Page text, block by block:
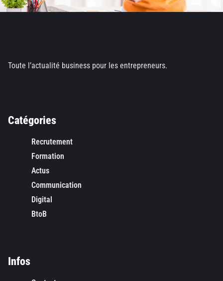
Toute l’actualité business pour les entrepreneurs.
Catégories
Recrutement
Formation
Actus
Communication
Digital
BtoB
Infos